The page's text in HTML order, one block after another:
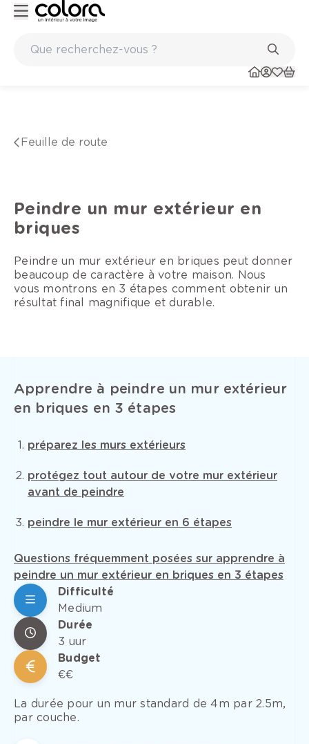
Feuille de route
Peindre un mur extérieur en
briques
Peindre un mur extérieur en briques peut donner
beaucoup de caractère à votre maison. Nous
vous montrons en 3 étapes comment obtenir un
résultat final magnifique et durable.
Apprendre à peindre un mur extérieur
en briques en 3 étapes
préparez les murs extérieurs
protégez tout autour de votre mur extérieur
avant de peindre
peindre le mur extérieur en 6 étapes
Questions fréquemment posées sur apprendre à
peindre un mur extérieur en briques en 3 étapes
Difficulté
Medium
Durée
3 uur
Budget
€€
La durée pour un mur standard de 4m par 2.5m,
par couche.